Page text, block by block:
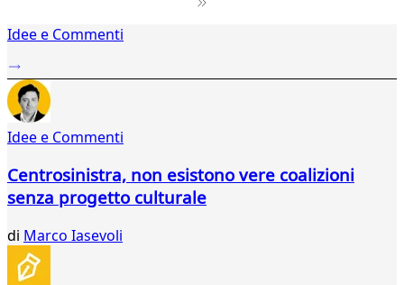
2Idee e Commenti
Idee e Commenti
Centrosinistra, non esistono vere coalizioni
senza progetto culturale
di Marco Iasevoli